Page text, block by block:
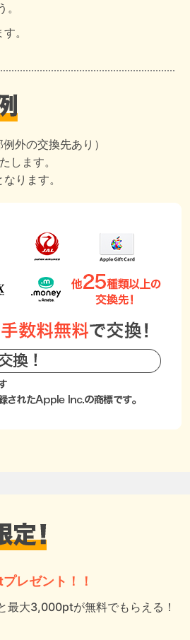
。
外の交換先あり）
します。
ります。
レゼント！！
最大3,000ptが無料でもらえる！